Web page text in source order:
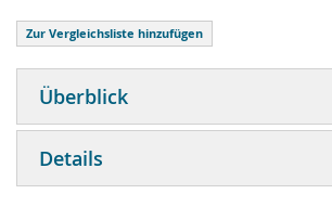
Zur Vergleichsliste hinzufügen
Überblick
Details